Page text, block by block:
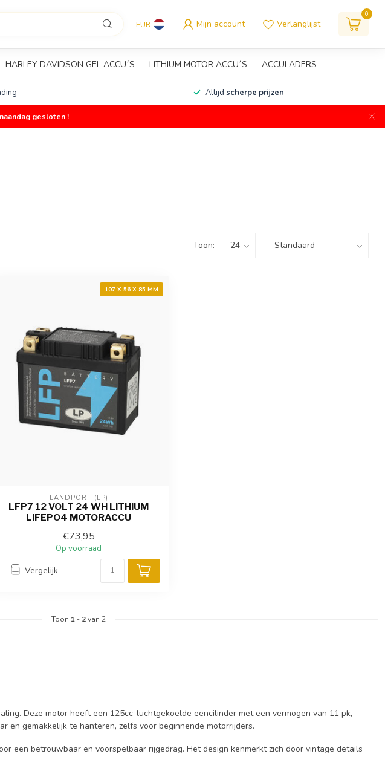
EUR Mijn account Verlanglijst
0
HARLEY DAVIDSON GEL ACCU´S LITHIUM MOTOR ACCU´S ACCULADERS
Altijd scherpe prijzen
gesloten !
Toon:
107 X 56 X 85 MM
LANDPORT (LP)
LFP7 12 VOLT 24 WH LITHIUM
LIFEPO4 MOTORACCU
€73,95
Op voorraad
Vergelijk
Toon 1 - 2van 2
Deze motor heeft een 125cc-luchtgekoelde eencilinder met een vermogen van 11 pk,
gemakkelijk te hanteren, zelfs voor beginnende motorrijders.
een betrouwbaar en voorspelbaar rijgedrag. Het design kenmerkt zich door vintage details